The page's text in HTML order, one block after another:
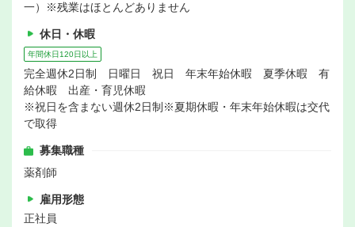
一）※残業はほとんどありません
休日・休暇
年間休日120日以上
完全週休2日制 日曜日 祝日 年末年始休暇 夏季休暇 有
給休暇 出産・育児休暇
※祝日を含まない週休2日制※夏期休暇・年末年始休暇は交代
で取得
募集職種
薬剤師
雇用形態
正社員